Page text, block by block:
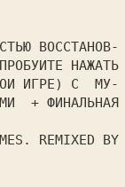
НАЖАТЬ
ИГРЕ) С  МУ-
+ ФИНАЛЬНАЯ